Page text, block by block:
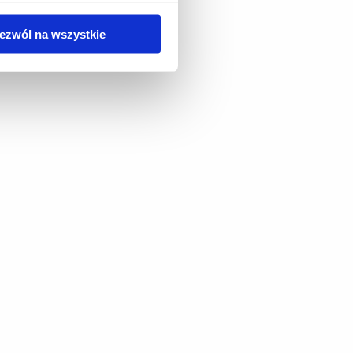
na wszystkie